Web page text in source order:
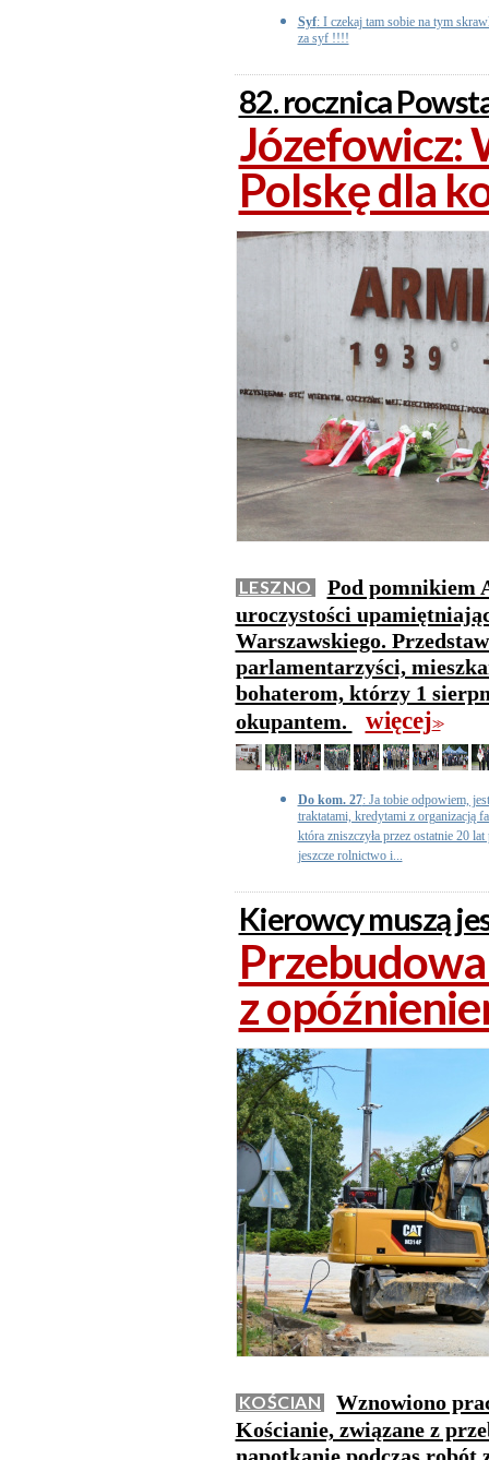
Syf: I czekaj tam sobie na tym
za syf !!!!
82. rocznica
Józefowicz:
Polskę dla
LESZNO
Pod pomnikiem
uroczystości
Warszawskiego.
parlamentarzyści,
bohaterom, którzy 1
okupantem.
więcej>>
Do kom. 27: Ja tobie odpowiem,
traktatami, kredytami z organizacją
która zniszczyła przez ostatnie 20
jeszcze rolnictwo i...
Kierowcy muszą
z
KOŚCIAN
Wznowiono
Kościanie, związane z